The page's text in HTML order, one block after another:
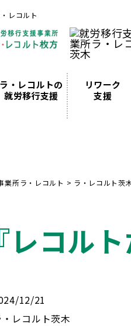
レコルト
ラ・レコルトの
就労移行支援
リワーク
支援
業所ラ・レコルト > ラ・レコルト茨
レコル
12/21
・レコルト茨木